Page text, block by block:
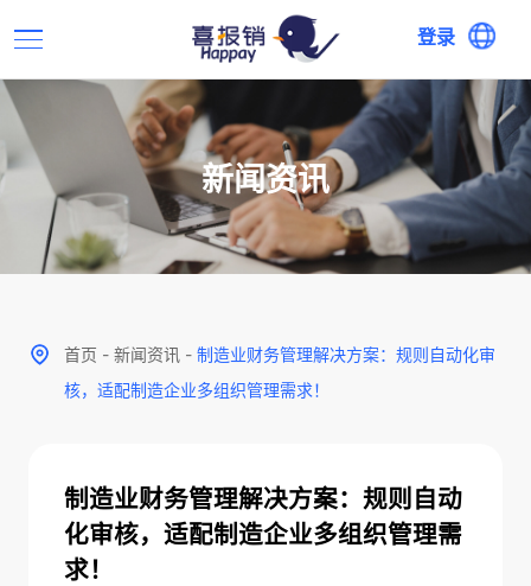
登录
新闻资讯
首页 - 新闻资讯 - 制造业财务管理解决方案：规则自动化审
核，适配制造企业多组织管理需求！
制造业财务管理解决方案：规则自动
化审核，适配制造企业多组织管理需
求！